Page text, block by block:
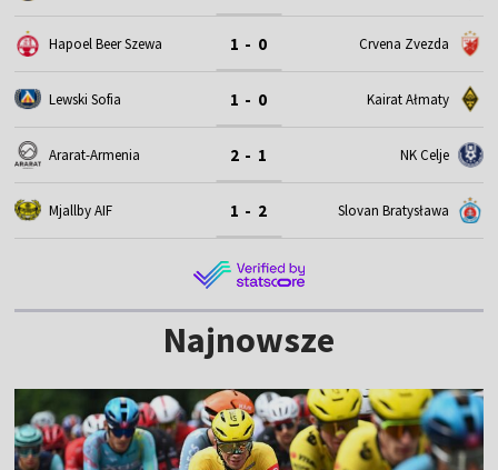
Hapoel Beer Szewa 1 - 0 Crvena Zvezda
Lewski Sofia 1 - 0 Kairat Ałmaty
Ararat-Armenia 2 - 1 NK Celje
Mjallby AIF 1 - 2 Slovan Bratysława
Najnowsze